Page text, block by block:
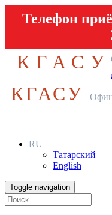
Телефон
КГАСУ
КГАСУ
RU
Татарский
English
Toggle navigation